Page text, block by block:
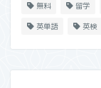
無料 留学
英単語 英検